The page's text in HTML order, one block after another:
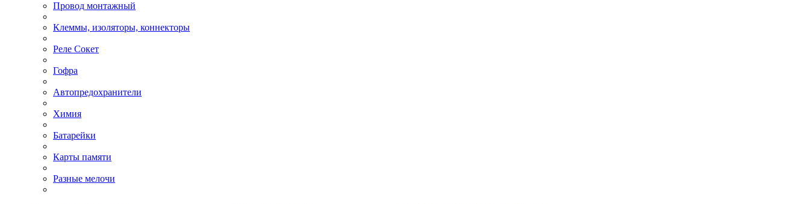
Провод монтажный
Клеммы, изоляторы, коннекторы
Реле Сокет
Гофра
Автопредохранители
Химия
Батарейки
Карты памяти
Разные мелочи